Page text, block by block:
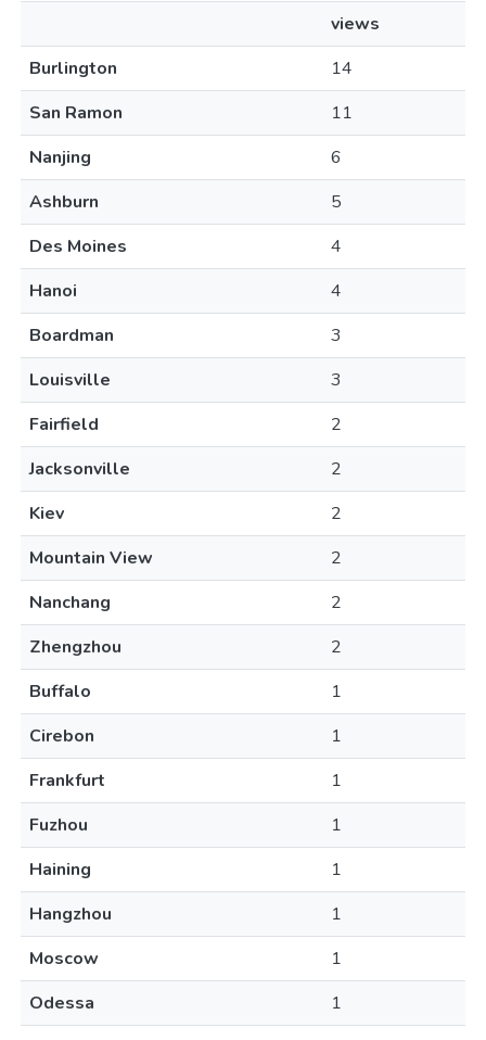
views
Burlington
14
San Ramon
11
Nanjing
6
Ashburn
5
Des Moines
4
Hanoi
4
Boardman
3
Louisville
3
Fairfield
2
Jacksonville
2
Kiev
2
Mountain View
2
Nanchang
2
Zhengzhou
2
Buffalo
1
Cirebon
1
Frankfurt
1
Fuzhou
1
Haining
1
Hangzhou
1
Moscow
1
Odessa
1